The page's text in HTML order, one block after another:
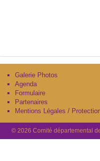
Galerie Photos
Agenda
Formulaire
Partenaires
Mentions Légales /
© 2026 Comité départemental